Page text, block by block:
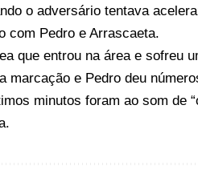
o adversário tentava
com Pedro e Arrascaeta.
que entrou na área e sofreu
marcação e Pedro deu
minutos foram ao som de